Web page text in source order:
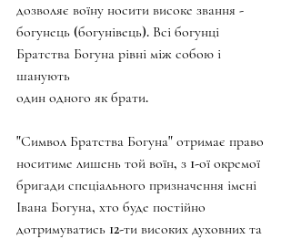
дозволяє воїну носити високе звання -
богунець (богунівець). Всі богунці
Братства Богуна рівні між собою і
шанують
один одного як брати.
"Символ Братства Богуна" отримає право
носитиме лишень той воїн, з 1-ої окремої
бригади спеціального призначення імені
Івана Богуна, хто буде постійно
дотримуватись 12-ти високих духовних та